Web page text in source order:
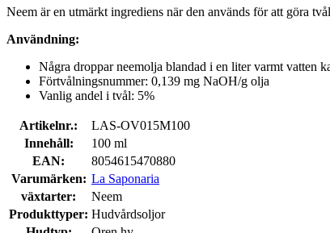
Neem är en utmärkt ingrediens när den används för att göra
Användning:
Några droppar neemolja blandad i en liter varmt vatten
Förtvålningsnummer: 0,139 mg NaOH/g olja
Vanlig andel i tvål: 5%
Artikelnr.:
LAS-OV015M100
Innehåll:
100 ml
EAN:
8054615470880
Varumärken: La Saponaria
växtarter:
Neem
Produkttyper: Hudvårdsoljor